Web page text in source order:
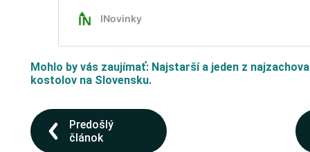
Mohlo by vás zaujímať: Najstarší a jeden z
kostolov na Slovensku.
Predošlý
článok